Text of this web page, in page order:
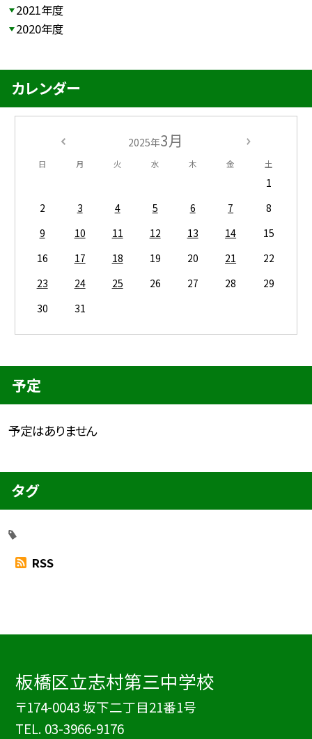
2021年度
2020年度
カレンダー
2025年3月
日 月 火 水 木 金 土
1
2
3 4 5 6 7
8
9
10 11 12 13 14
15
16
17 18 19 20 21
22
23
24 25 26 27 28
29
30
31
予定
予定はありません
タグ
RSS
板橋区立志村第三中学校
〒174-0043 坂下二丁目21番1号
TEL. 03-3966-9176